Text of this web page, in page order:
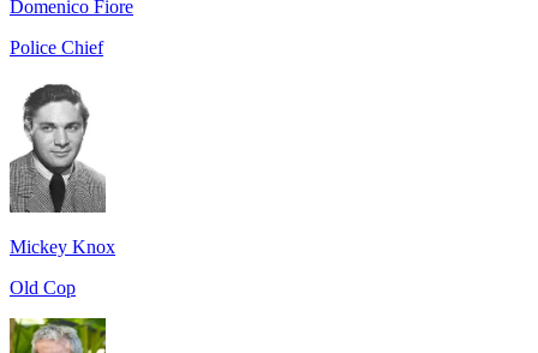
Domenico Fiore
Police Chief
Mickey Knox
Old Cop